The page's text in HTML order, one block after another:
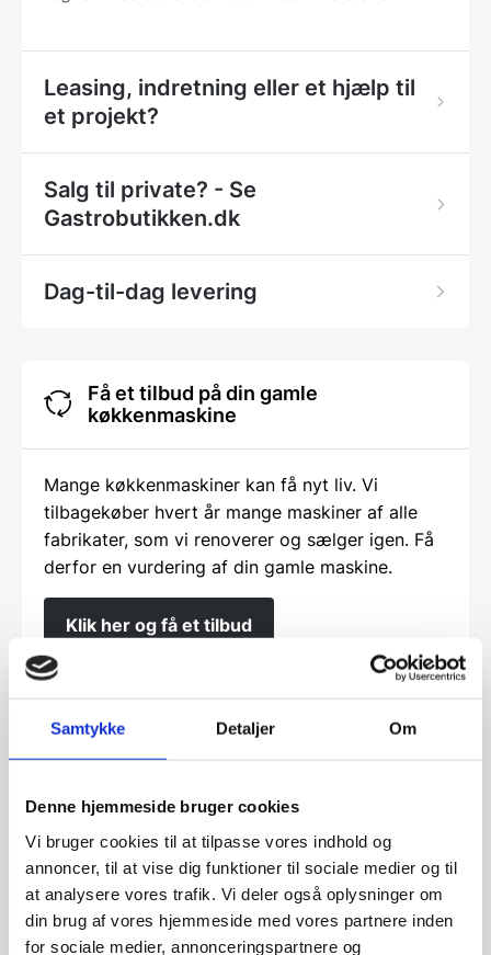
Samtykke Detaljer Om
Denne hjemmeside bruger cookies
Vi bruger cookies til at tilpasse vores indhold og
annoncer, til at vise dig funktioner til sociale medier og til
at analysere vores trafik. Vi deler også oplysninger om
din brug af vores hjemmeside med vores partnere inden
for sociale medier, annonceringspartnere og
Leasing, indretning eller et hjælp til
et projekt?
Salg til private? - Se
Gastrobutikken.dk
Dag-til-dag levering
Få et tilbud på din gamle
køkkenmaskine
Mange køkkenmaskiner kan få nyt liv. Vi
tilbagekøber hvert år mange maskiner af alle
fabrikater, som vi renoverer og sælger igen. Få
derfor en vurdering af din gamle maskine.
Klik her og få et tilbud
Finansiering
Ønsker du at få dine varer finansieret har vi
samarbejdspartnere. Du findes vores beregner
og ansøgningsskema her:
Beregn og ansøg her